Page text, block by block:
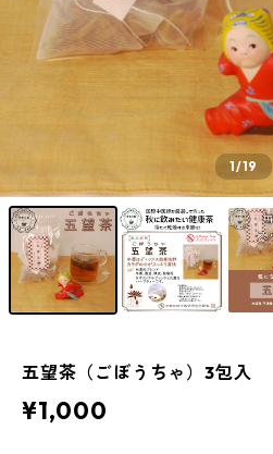
1/19
五望茶（ごぼうちゃ）3包入
¥1,000